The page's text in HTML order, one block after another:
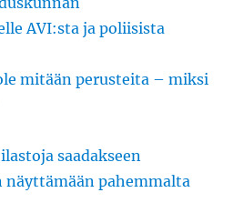
AVI:sta ja poliisista
mitään perusteita – miksi
saadakseen
pahemmalta